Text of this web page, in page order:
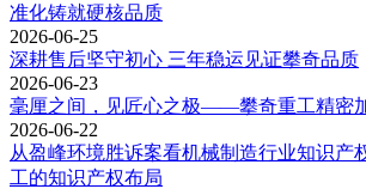
准化铸就硬核品质
2026-06-25
深耕售后坚守初心 三年稳运见证攀奇品质
2026-06-23
毫厘之间，见匠心之极——攀奇重工精密
2026-06-22
从盈峰环境胜诉案看机械制造行业知识
工的知识产权布局